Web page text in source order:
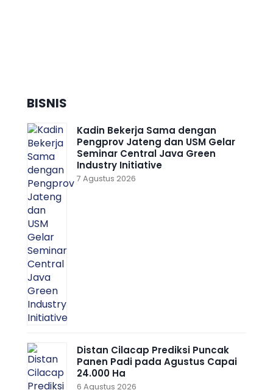
BISNIS
Kadin Bekerja Sama dengan
Pengprov Jateng dan USM Gelar
Seminar Central Java Green
Industry Initiative
7 Agustus 2026
Distan Cilacap Prediksi Puncak
Panen Padi pada Agustus Capai
24.000 Ha
6 Agustus 2026